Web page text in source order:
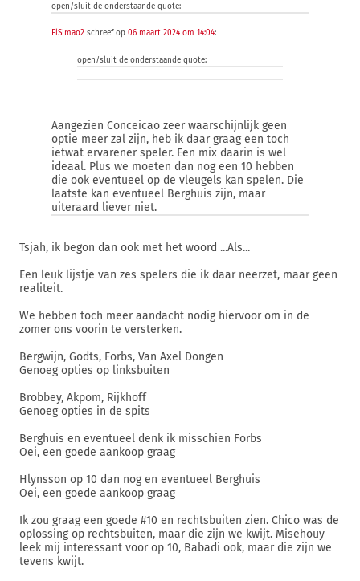
open/sluit de onderstaande quote:
ElSimao2 schreef op 06 maart 2024 om 14:04:
open/sluit de onderstaande quote:
Aangezien Conceicao zeer waarschijnlijk geen
optie meer zal zijn, heb ik daar graag een toch
ietwat ervarener speler. Een mix daarin is wel
ideaal. Plus we moeten dan nog een 10 hebben
die ook eventueel op de vleugels kan spelen. Die
laatste kan eventueel Berghuis zijn, maar
uiteraard liever niet.
Tsjah, ik begon dan ook met het woord ...Als...
Een leuk lijstje van zes spelers die ik daar neerzet, maar geen
realiteit.
We hebben toch meer aandacht nodig hiervoor om in de
zomer ons voorin te versterken.
Bergwijn, Godts, Forbs, Van Axel Dongen
Genoeg opties op linksbuiten
Brobbey, Akpom, Rijkhoff
Genoeg opties in de spits
Berghuis en eventueel denk ik misschien Forbs
Oei, een goede aankoop graag
Hlynsson op 10 dan nog en eventueel Berghuis
Oei, een goede aankoop graag
Ik zou graag een goede #10 en rechtsbuiten zien. Chico was de
oplossing op rechtsbuiten, maar die zijn we kwijt. Misehouy
leek mij interessant voor op 10, Babadi ook, maar die zijn we
tevens kwijt.